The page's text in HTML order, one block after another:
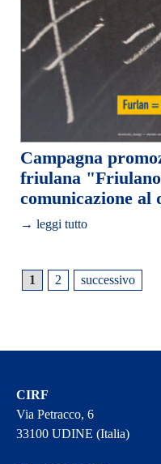
Campagna
friulana
comunicazione al
→ leggi tutto
1 2 successivo
CIRF
Via Petracco, 6
33100 UDINE (Italia)